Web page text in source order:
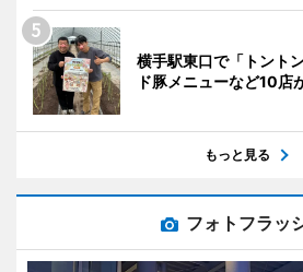
横手駅東口で「トント
ド豚メニューなど10店
もっと見る
フォトフラッ